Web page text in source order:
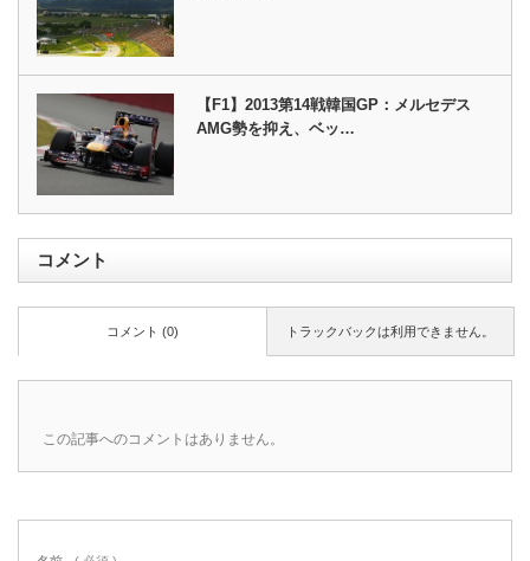
【F1】2013第14戦韓国GP：メルセデス
AMG勢を抑え、ベッ…
コメント
トラックバックは利用できません。
コメント (0)
この記事へのコメントはありません。